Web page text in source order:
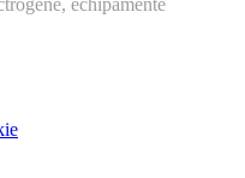
echipamente